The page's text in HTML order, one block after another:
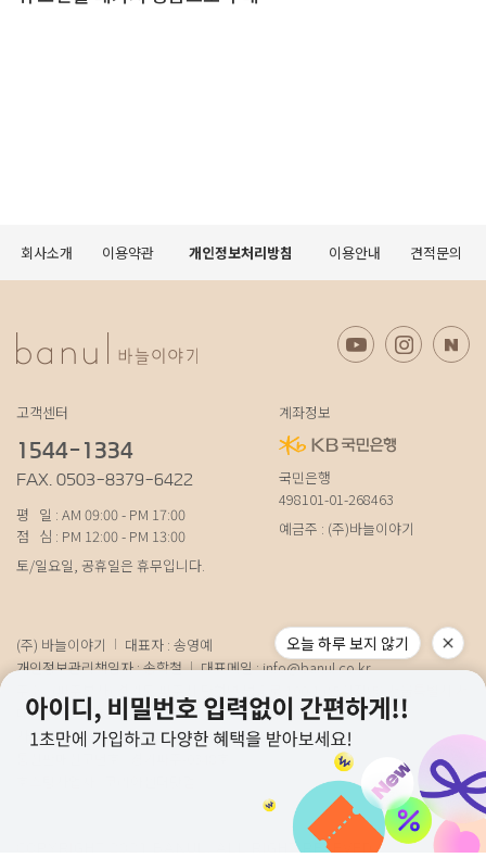
회사소개 이용약관 개인정보처리방침 이용안내 견적문의
고객센터
1544-1334
FAX. 0503-8379-6422
평 일 : AM 09:00 - PM 17:00
점 심 : PM 12:00 - PM 13:00
토/일요일, 공휴일은 휴무입니다.
계좌정보
국민은행
498101-01-268463
예금주 : (주)바늘이야기
(주) 바늘이야기
대표자 : 송영예
개인정보관리책임자 : 송학철
대표메일 :info@banul.co.kr
대문구 연희로11가길 15 (물류) 경기도 파주시 성동로 19-17
사업자번호 : 674-88-00100[사업자정보확인]
COPYRIGHT 2021 BANUL. ALL RIGHT RESEVED.
오늘 하루 보지 않기